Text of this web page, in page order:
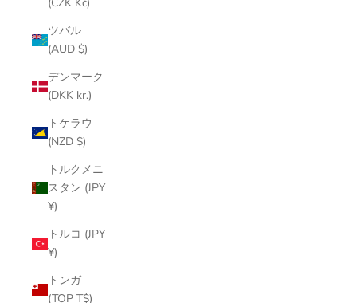
(CZK Kč)
ツバル
(AUD $)
デンマーク
(DKK kr.)
トケラウ
(NZD $)
トルクメニ
スタン (JPY
¥)
トルコ (JPY
¥)
トンガ
(TOP T$)